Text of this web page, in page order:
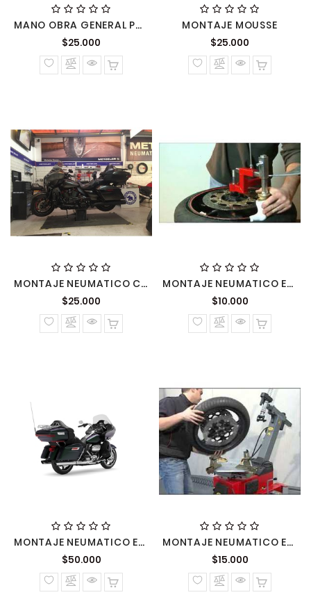
MANO OBRA GENERAL POR HORA
$25.000
normal
MONTAJE MOUSSE
$25.000
normal
MONTAJE NEUMATICO CON BALANCEO
$25.000
normal
MONTAJE NEUMATICO ECONOMICO
$10.000Precio
normal
MONTAJE NEUMATICO ESPECIAL CON DESARME IMPORTANTE PARTES MOTO
$50.000Precio
normal
MONTAJE NEUMATICO ESTANDAR RUEDA POR MANO
$15.000Precio
normal